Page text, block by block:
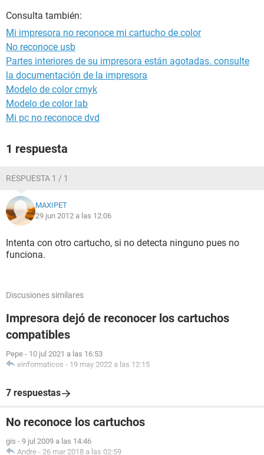
Consulta también:
Mi impresora no reconoce mi cartucho de color
No reconoce usb
Partes interiores de su impresora están agotadas. consulte
la documentación de la impresora
Modelo de color cmyk
Modelo de color lab
Mi pc no reconoce dvd
1 respuesta
RESPUESTA 1 / 1
MAXIPET
29 jun 2012 a las 12:06
Intenta con otro cartucho, si no detecta ninguno pues no
funciona.
Discusiones similares
Impresora dejó de reconocer los cartuchos
compatibles
Pepe - 10 jul 2021 a las 16:53
einformaticos - 19 may 2022 a las 12:15
7 respuestas
No reconoce los cartuchos
gis - 9 jul 2009 a las 14:46
Andre - 26 mar 2018 a las 02:59